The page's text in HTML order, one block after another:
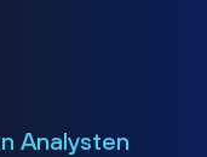
Analysten